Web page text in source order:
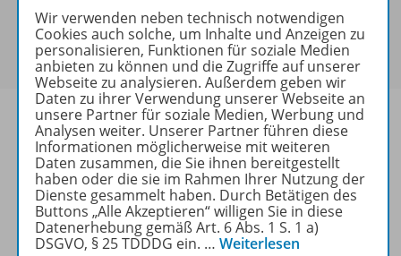
Sie haben ein passendesSpar-Paket?
Um den für Sie gültigen Preis zu sehen,melden Sie
sich bitte an.
Informationen
Weitere Inhalte der Ausgabe
Wir verwenden neben technisch notwendigen
Cookies auch solche, um Inhalte und Anzeigen zu
personalisieren, Funktionen für soziale Medien
anbieten zu können und die Zugriffe auf unserer
Webseite zu analysieren. Außerdem geben wir
Daten zu ihrer Verwendung unserer Webseite an
unsere Partner für soziale Medien, Werbung und
Analysen weiter. Unserer Partner führen diese
Informationen möglicherweise mit weiteren
Daten zusammen, die Sie ihnen bereitgestellt
haben oder die sie im Rahmen Ihrer Nutzung der
Dienste gesammelt haben. Durch Betätigen des
Buttons „Alle Akzeptieren“ willigen Sie in diese
Datenerhebung gemäß Art. 6 Abs. 1 S. 1 a)
DSGVO, § 25 TDDDG ein. … Weiterlesen